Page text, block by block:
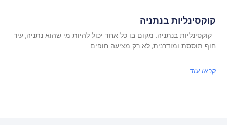
קוקסינליות בנתניה
קוקסינליות בנתניה: מקום בו כל אחד יכול להיות מי שהוא נתניה, עיר
חוף תוססת ומודרנית, לא רק מציעה חופים
קראו עוד